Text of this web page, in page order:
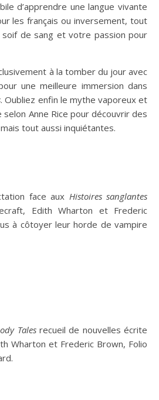
d’apprendre une langue vivante
les français ou inversement, tout
de sang et votre passion pour
à la tomber du jour avec
une meilleure immersion dans
. Oubliez enfin le mythe vaporeux et
Anne Rice pour découvrir des
tout aussi inquiétantes.
face aux Histoires sanglantes
Edith Wharton et Frederic
à côtoyer leur horde de vampire
Talesrecueil de nouvelles écrite
Wharton et Frederic Brown, Folio